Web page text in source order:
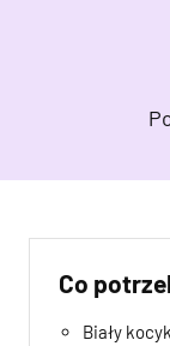
Co
Biały